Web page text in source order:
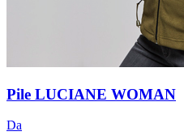
Pile LUCIANE WOMAN
Da